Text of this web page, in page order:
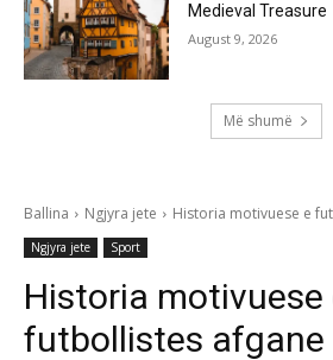
Medieval Treasure
August 9, 2026
Më shumë